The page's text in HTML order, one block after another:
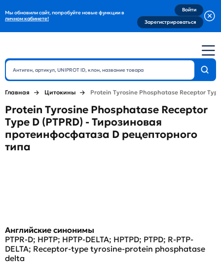
Мы обновили сайт, попробуйте новые функции в
личном кабинете!
Войти
Зарегистрироваться
Главная Цитокины Protein Tyrosine Phosphatase Receptor Type
Protein Tyrosine Phosphatase Receptor
Type D (PTPRD) - Тирозиновая
протеинфосфатаза D рецепторного
типа
Английские синонимы
PTPR-D; HPTP; HPTP-DELTA; HPTPD; PTPD; R-PTP-
DELTA; Receptor-type tyrosine-protein phosphatase
delta